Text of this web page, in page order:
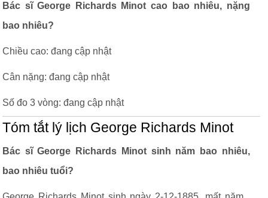
Bác sĩ George Richards Minot cao bao nhiêu, nặng
bao nhiêu?
Chiều cao: đang cập nhật
Cân nặng: đang cập nhật
Số đo 3 vòng: đang cập nhật
Tóm tắt lý lịch George Richards Minot
Bác sĩ George Richards Minot sinh năm bao nhiêu,
bao nhiêu tuổi?